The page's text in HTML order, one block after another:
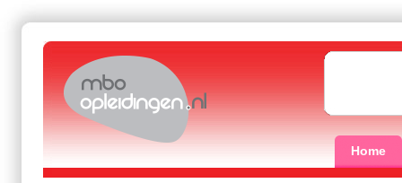
Home